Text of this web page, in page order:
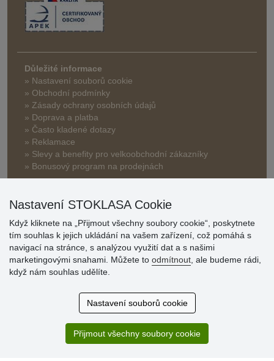
Důležité informace
» Nastavení souborů cookie
» Obchodní podmínky
» Zásady ochrany osobních údajů
» Doprava a platba
» Často kladené dotazy
» Reklamace
» Slevy a benefity pro velkoobchodní zákazníky
» Bonusový program na prodejnách
Hodnocení
zákazníků
Super obchod, kvalitní zboží za slušné ceny. Vřele
Nastavení STOKLASA Cookie
Když kliknete na „Přijmout všechny soubory cookie“, poskytnete
tím souhlas k jejich ukládání na vašem zařízení, což pomáhá s
navigací na stránce, s analýzou využití dat a s našimi
marketingovými snahami. Můžete to odmítnout , ale budeme rádi,
když nám souhlas udělíte.
Nastavení souborů cookie
Přijmout všechny soubory cookie